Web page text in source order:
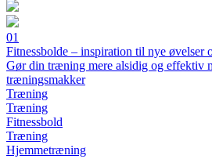
01
Fitnessbolde – inspiration til nye øvelser
Gør din træning mere alsidig og effektiv
træningsmakker
Træning
Træning
Fitnessbold
Træning
Hjemmetræning